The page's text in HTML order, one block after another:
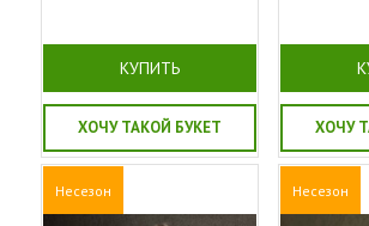
КУПИТЬ
ХОЧУ ТАКОЙ БУКЕТ ХОЧУ
Несезон Несезон